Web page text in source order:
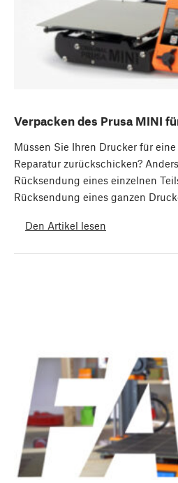
Verpacken des Prusa MINI
Müssen Sie Ihren Drucker für
Reparatur zurückschicken?
Rücksendung eines einzelnen
Rücksendung eines ganzen
Den Artikel lesen